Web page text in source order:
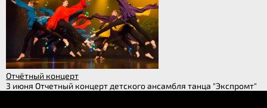
Отчётный концерт
3 июня Отчетный концерт детского ансамбля танца "Экспромт"